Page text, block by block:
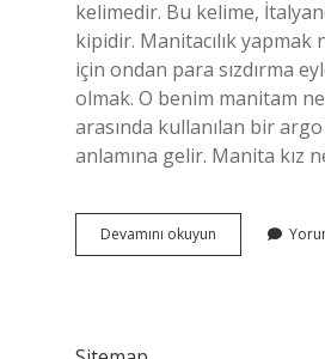
kelimedir. Bu kelime,
kipidir. Manitacılık yapmak
için ondan para sızdırma
olmak. O benim manitam
arasında kullanılan bir
anlamına gelir. Manita kız
Devamını okuyun
Ne